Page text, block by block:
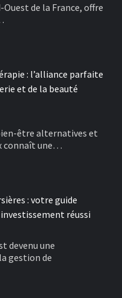
de la France, offre
: l’alliance parfaite
et de la beauté
être alternatives et
connaît une…
: votre guide
réussi
devenu une
gestion de